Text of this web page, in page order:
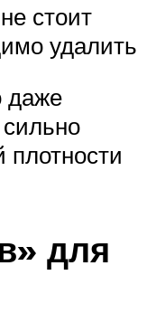
стоит
удалить
даже
плотности
для